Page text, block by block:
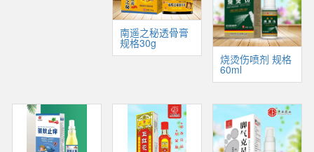
南遥之秘透骨膏
规格30g
烧烫伤喷剂 规格
60ml